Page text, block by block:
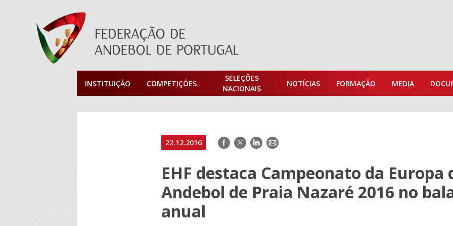
INSTITUIÇÃO COMPETIÇÕES
SELEÇÕES
NACIONAIS
NOTÍCIAS FORMAÇÃO MEDIA
22.12.2016 Facebook
TwitterLinkedIn
E-
EHF destaca Campeonato da Europa
Andebol de Praia Nazaré 2016 no
anual